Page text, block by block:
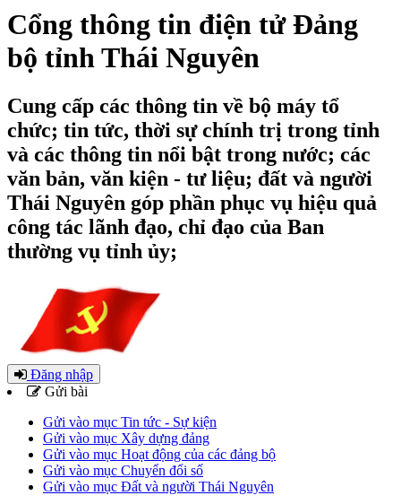
Cổng thông tin điện tử Đảng
bộ tỉnh Thái Nguyên
Cung cấp các thông tin về bộ máy tổ
chức; tin tức, thời sự chính trị trong tỉnh
và các thông tin nổi bật trong nước; các
văn bản, văn kiện - tư liệu; đất và người
Thái Nguyên góp phần phục vụ hiệu quả
công tác lãnh đạo, chỉ đạo của Ban
thường vụ tỉnh ủy;
Đăng nhập
Gửi bài
Gửi vào mục Tin tức - Sự kiện
Gửi vào mục Xây dựng đảng
Gửi vào mục Hoạt động của các đảng bộ
Gửi vào mục Chuyển đổi số
Gửi vào mục Đất và người Thái Nguyên